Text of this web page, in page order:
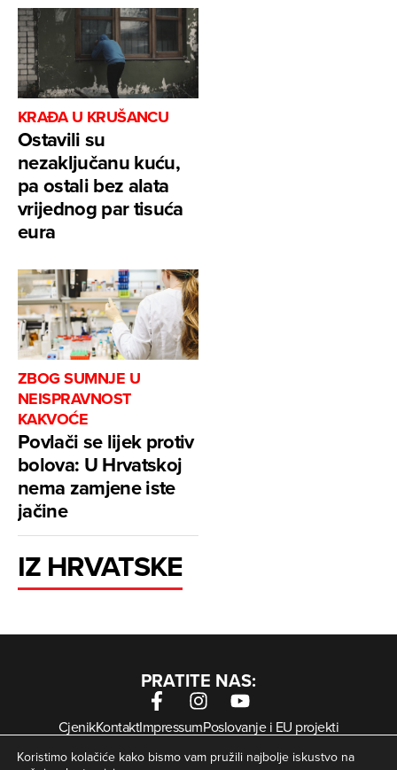
KRAĐA U KRUŠANCU
Ostavili su
nezaključanu kuću,
pa ostali bez alata
vrijednog par tisuća
eura
ZBOG SUMNJE U
NEISPRAVNOST
KAKVOĆE
Povlači se lijek protiv
bolova: U Hrvatskoj
nema zamjene iste
jačine
IZ HRVATSKE
PRATITE NAS:
CjenikKontaktImpressumPoslovanje i EU projekti
Arhiva digitalnih novina
Uvjeti korištenjaZaštita privatnosti
Koristimo kolačiće kako bismo vam pružili najbolje iskustvo na